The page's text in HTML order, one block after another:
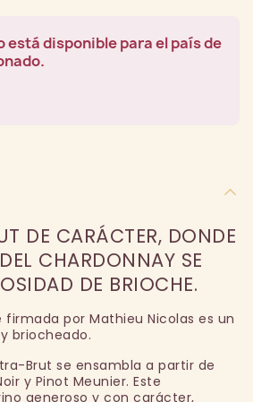
está disponible para el país de
DE CARÁCTER, DONDE
CHARDONNAY SE
DE BRIOCHE.
firmada por Mathieu Nicolas es un
briocheado.
Brut se ensambla a partir de
y Pinot Meunier. Este
generoso y con carácter,